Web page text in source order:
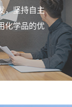
，坚持自主
化学品的优